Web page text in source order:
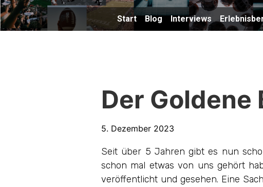
Start Blog Interviews
Der
5. Dezember 2023
Seit über 5 Jahren gibt es nun
schon mal etwas von uns gehört
veröffentlicht und gesehen. Eine